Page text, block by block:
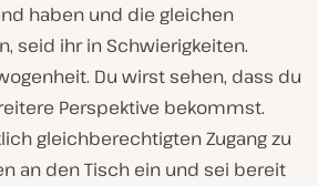
haben und die gleichen
seid ihr in Schwierigkeiten.
Du wirst sehen, dass du
Perspektive bekommst.
gleichberechtigten Zugang zu
an den Tisch ein und sei bereit